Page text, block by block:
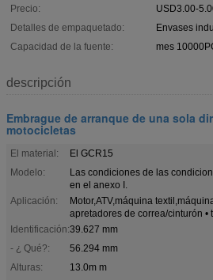
Precio:
USD3.00-
Detalles de empaquetado:
Envases
Capacidad de la fuente:
mes
descripción
Embrague de arranque de una sola
motocicletas
El material:
El GCR15
Modelo:
Las condiciones de las
en el anexo I.
Aplicación:
Motor,ATV,máquina
apretadores de correa/cinturón •
Identificación:39.627 mm
- ¿ Qué?:
56.294 mm
Alturas:
13.0m m